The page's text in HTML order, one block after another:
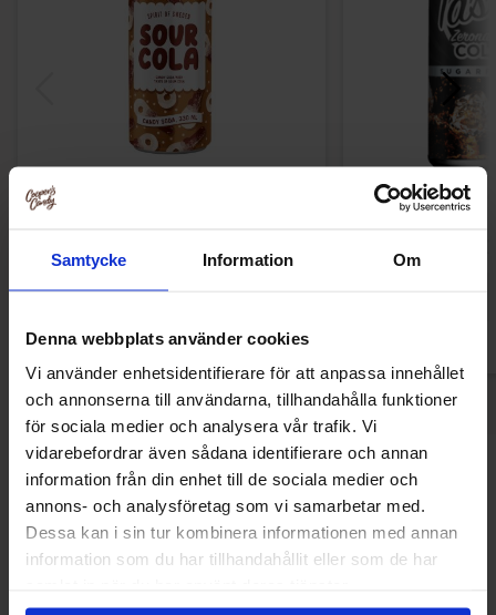
Samtycke Information Om
Denna webbplats använder cookies
Vi använder enhetsidentifierare för att anpassa innehållet
och annonserna till användarna, tillhandahålla funktioner
för sociala medier och analysera vår trafik. Vi
vidarebefordrar även sådana identifierare och annan
information från din enhet till de sociala medier och
annons- och analysföretag som vi samarbetar med.
Dessa kan i sin tur kombinera informationen med annan
information som du har tillhandahållit eller som de har
Spirit Of Sweden - Sour Cola Soda
29.90 kr
Kjøp
Smakis Tasty
Andre kjøpte også